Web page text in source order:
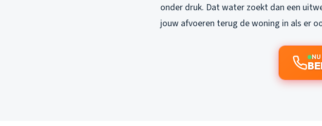
onder druk. Dat water zoekt dan een
jouw afvoeren terug de woning in als er